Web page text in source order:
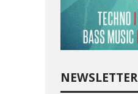
NEWSLETTER